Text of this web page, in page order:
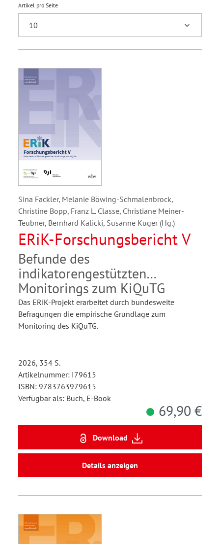
Artikel pro Seite
Sina Fackler, Melanie Böwing-Schmalenbrock,
Christine Bopp, Franz L. Classe, Christiane Meiner-
Teubner, Bernhard Kalicki, Susanne Kuger (Hg.)
ERiK-Forschungsbericht V
Befunde des
indikatorengestützten
Monitorings zum KiQuTG
Das ERiK-Projekt erarbeitet durch bundesweite
Befragungen die empirische Grundlage zum
Monitoring des KiQuTG.
2026, 354 S.
Artikelnummer: I79615
ISBN: 9783763979615
Verfügbar als: Buch, E-Book
69,90 €
Download
Details anzeigen